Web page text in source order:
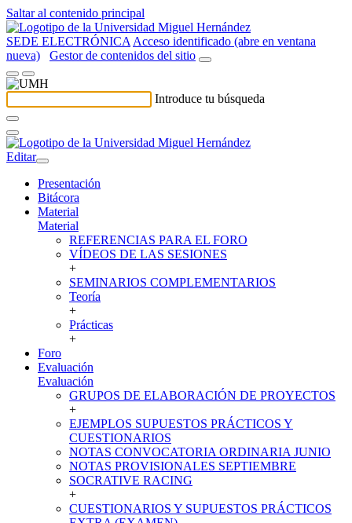
Saltar al contenido principal
SEDE ELECTRÓNICA Acceso identificado (abre en ventana
nueva)
Gestor de contenidos del sitio
Introduce tu búsqueda
Editar
Presentación
Bitácora
Material
Material
REFERENCIAS PARA EL FORO
VÍDEOS DE LAS SESIONES
+
SEMINARIOS COMPLEMENTARIOS
Teoría
+
Prácticas
+
Foro
Evaluación
Evaluación
GRUPOS DE ELABORACIÓN DE PROYECTOS
+
EJEMPLOS SUPUESTOS PRÁCTICOS Y
CUESTIONARIOS
NOTAS CONVOCATORIA ORDINARIA JUNIO
NOTAS PROVISIONALES SEPTIEMBRE
SOCRATIVE RACING
+
CUESTIONARIOS Y SUPUESTOS PRÁCTICOS